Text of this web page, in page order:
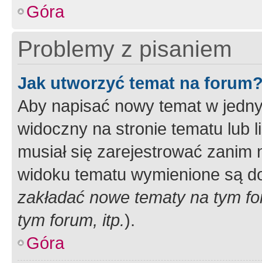
Góra
Problemy z pisaniem
Jak utworzyć temat na
Aby napisać nowy temat w
widoczny na stronie tematu lub
musiał się zarejestrować
widoku tematu wymienione są
zakładać nowe tematy na tym
tym forum, itp.).
Góra